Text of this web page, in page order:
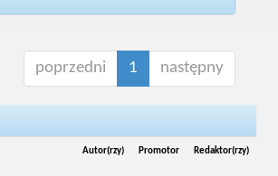
poprzedni 1 następny
Autor(rzy) Promotor Redaktor(rzy)